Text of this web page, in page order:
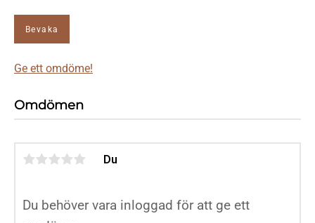
Bevaka
Ge ett omdöme!
Omdömen
Du